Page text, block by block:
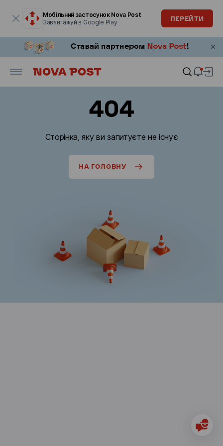
Мобільний застосунок Nova Post
Завантажуй в Google Play
ПЕРЕЙТИ
404
Сторінка, яку ви запитуєте не існує
НА ГОЛОВНУ